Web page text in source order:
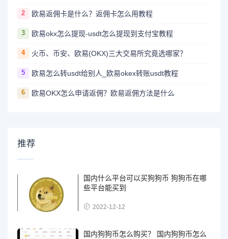
2 欧易返佣卡是什么？返佣卡怎么用教程
3 欧易okx怎么提现-usdt怎么提现到支付宝教程
4 火币、币安、欧易(OKX)三大交易所究竟选哪家？
5 欧易怎么转usdt给别人_欧易okex转账usdt教程
6 欧易OKX怎么申请返佣？欧易返佣方法是什么
推荐
国内什么平台可以买狗狗币 狗狗币在哪
些平台能买到
2022-12-12
国内狗狗币怎么购买？ 国内狗狗币怎么